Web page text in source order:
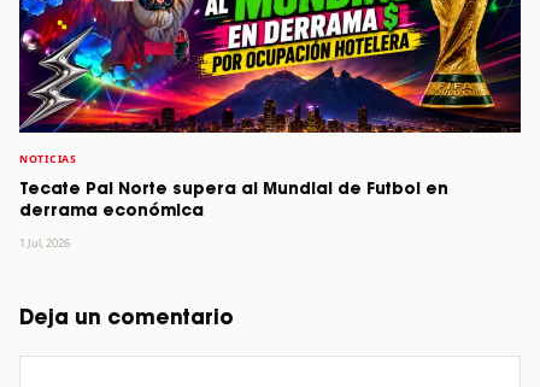
NOTICIAS
Tecate Pal Norte supera al Mundial de Futbol en
derrama económica
1 Jul, 2026
Deja un comentario
Comentario